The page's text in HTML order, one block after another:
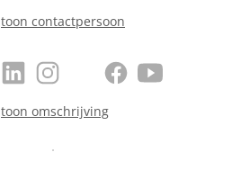
toon contactpersoon
toon omschrijving